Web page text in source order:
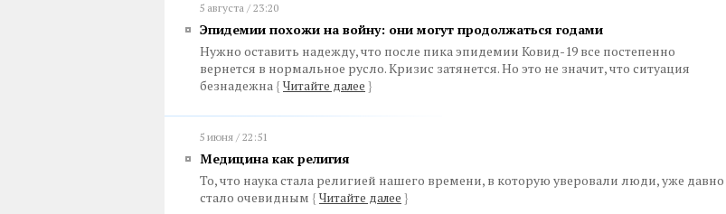
5 августа / 23:20
Эпидемии похожи на войну: они могут продолжаться годами
Нужно оставить надежду, что после пика эпидемии Ковид-19 все постепенно
вернется в нормальное русло. Кризис затянется. Но это не значит, что ситуация
безнадежна { Читайте далее }
5 июня / 22:51
Медицина как религия
То, что наука стала религией нашего времени, в которую уверовали люди, уже давно
стало очевидным { Читайте далее }